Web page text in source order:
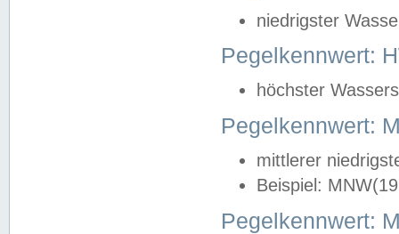
niedrigster
Pegelkennwert:
höchster
Pegelkennwert:
mittlerer
Beispiel:
Pegelkennwert: